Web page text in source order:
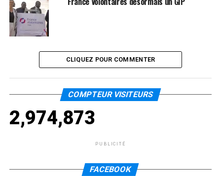
CLIQUEZ POUR COMMENTER
COMPTEUR VISITEURS
2,974,873
PUBLICITÉ
FACEBOOK